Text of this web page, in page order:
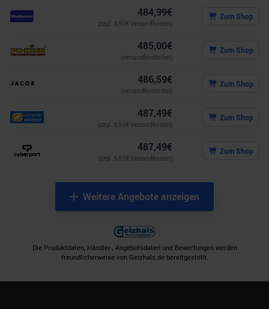
484,99€
(zzgl. 8,90€ Versandkosten)
Zum Shop
485,00€
(versandkostenfrei)
Zum Shop
486,59€
(versandkostenfrei)
Zum Shop
487,49€
(zzgl. 6,99€ Versandkosten)
Zum Shop
487,49€
(zzgl. 6,99€ Versandkosten)
Zum Shop
Weitere Angebote anzeigen
Die Produktdaten, Händler-, Angebotsdaten und Bewertungen werden
freundlicherweise von Geizhals.de bereitgestellt.